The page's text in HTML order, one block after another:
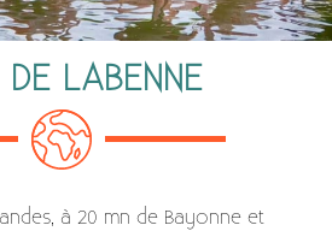
LABENNE
à 20 mn de Bayonne et